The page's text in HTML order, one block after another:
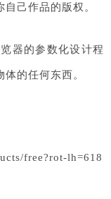
己作品的版权。
器的参数化设计程
的任何东西。
free?rot-lh=618